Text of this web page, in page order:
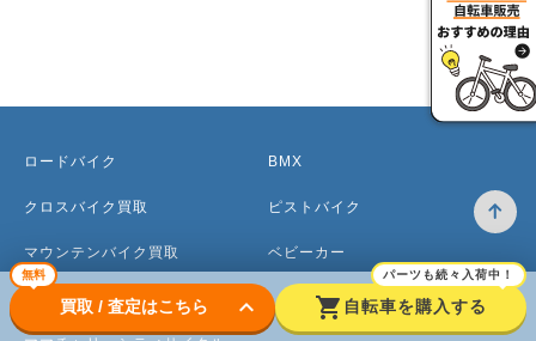
無料
買取 / 査定はこちら keyboard_arrow_down shopping_cart
パーツも続々入荷中！
自転車を購入する
ロードバイク
クロスバイク買取
マウンテンバイク買取
電動アシスト自転車
BMX
ピストバイク
ベビーカー